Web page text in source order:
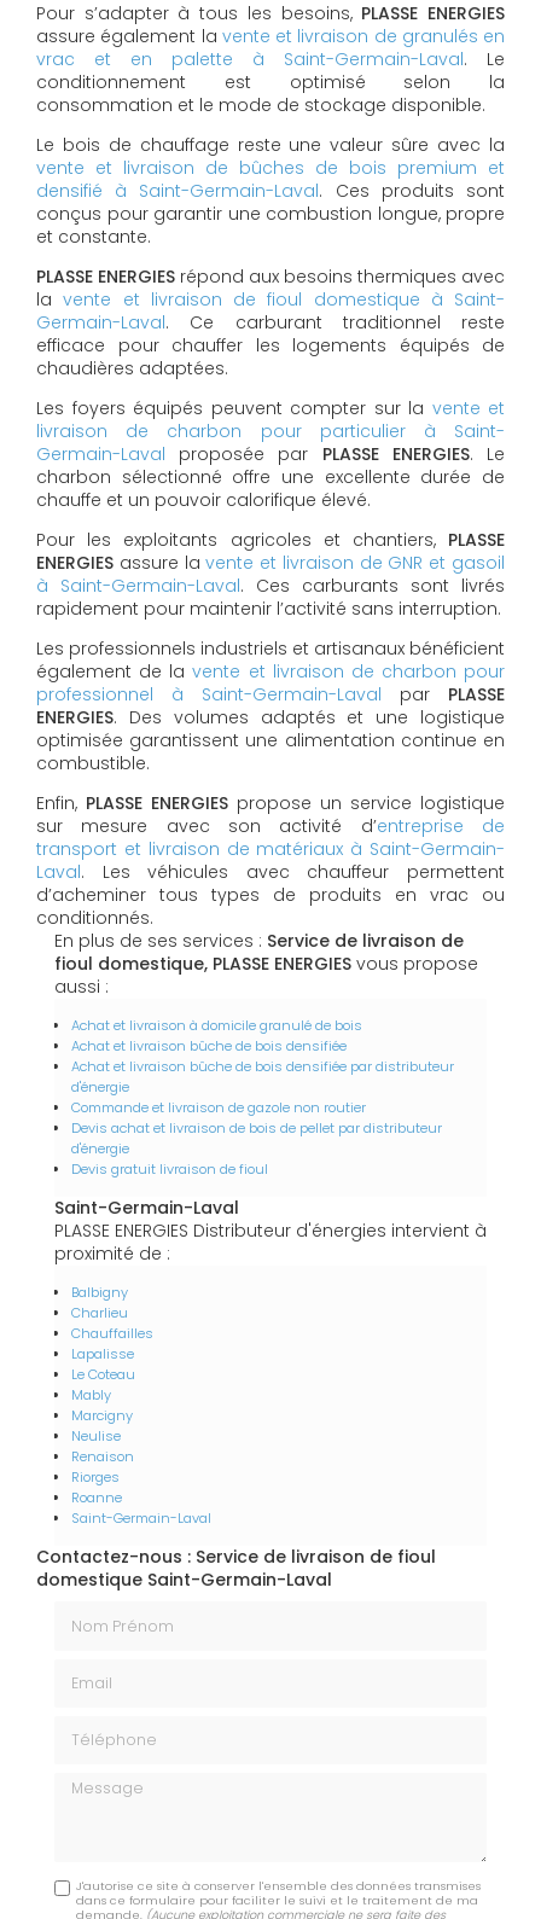
Pour s’adapter à tous les besoins, PLASSE ENERGIES
assure également la vente et livraison de granulés en
vrac et en palette à Saint-Germain-Laval. Le
conditionnement est optimisé selon la
consommation et le mode de stockage disponible.
Le bois de chauffage reste une valeur sûre avec la
vente et livraison de bûches de bois premium et
densifié à Saint-Germain-Laval. Ces produits sont
conçus pour garantir une combustion longue, propre
et constante.
PLASSE ENERGIES répond aux besoins thermiques avec
lavente et livraison de fioul domestique à Saint-
Germain-Laval. Ce carburant traditionnel reste
efficace pour chauffer les logements équipés de
chaudières adaptées.
Les foyers équipés peuvent compter sur la vente et
livraison de charbon pour particulier à Saint-
Germain-Laval proposée par PLASSE ENERGIES. Le
charbon sélectionné offre une excellente durée de
chauffe et un pouvoir calorifique élevé.
Pour les exploitants agricoles et chantiers, PLASSE
ENERGIES assure lavente et livraison de GNR et gasoil
à Saint-Germain-Laval. Ces carburants sont livrés
rapidement pour maintenir l’activité sans interruption.
Les professionnels industriels et artisanaux bénéficient
également de lavente et livraison de charbon pour
professionnel à Saint-Germain-Laval par PLASSE
ENERGIES. Des volumes adaptés et une logistique
optimisée garantissent une alimentation continue en
combustible.
Enfin, PLASSE ENERGIES propose un service logistique
sur mesure avec son activité d’entreprise de
transport et livraison de matériaux à Saint-Germain-
Laval. Les véhicules avec chauffeur permettent
d’acheminer tous types de produits en vrac ou
conditionnés.
En plus de ses services : Service de livraison de
fioul domestique, PLASSE ENERGIES vous propose
aussi :
Achat et livraison à domicile granulé de bois
Achat et livraison bûche de bois densifiée
Achat et livraison bûche de bois densifiée par distributeur
d'énergie
Commande et livraison de gazole non routier
Devis achat et livraison de bois de pellet par distributeur
d'énergie
Devis gratuit livraison de fioul
Saint-Germain-Laval
PLASSE ENERGIES Distributeur d'énergies intervient à
proximité de :
Balbigny
Charlieu
Chauffailles
Lapalisse
Le Coteau
Mably
Marcigny
Neulise
Renaison
Riorges
Roanne
Saint-Germain-Laval
Contactez-nous : Service de livraison de fioul
domestique Saint-Germain-Laval
Message
J'autorise ce site à conserver l'ensemble des données transmises
dans ce formulaire pour faciliter le suivi et le traitement de ma
demande. (Aucune exploitation commerciale ne sera faite des